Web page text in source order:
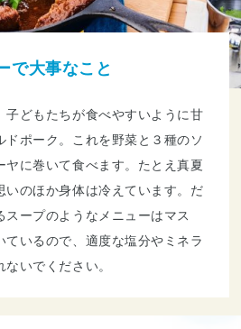
で大事なこと
子どもたちが食べやすいように甘
ドポーク。これを野菜と３種のソ
ヤに巻いて食べます。たとえ真夏
いのほか身体は冷えています。だ
スープのようなメニューはマス
ているので、適度な塩分やミネラ
いでください。